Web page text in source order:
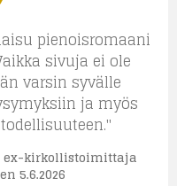
pienoisromaani
sivuja ei ole
varsin syvälle
ja myös
ex-kirkollistoimittaja
5.6.2026